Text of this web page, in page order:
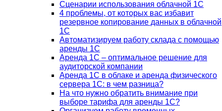
Сценарии использования облачной 1С
4 проблемы, от которых вас избавит
резервное копирование данных в облачной
1С
Автоматизируем работу склада с помощью
аренды 1С
Аренда 1С – оптимальное решение для
аудиторской компании
Аренда 1С в облаке и аренда физического
сервера 1С: в чем разница?
На что нужно обратить внимание при
выборе тарифа для аренды 1С?